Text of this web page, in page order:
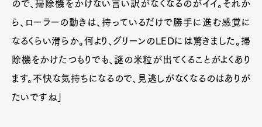
Pen Membership
Magazine
Contact
ので、掃除機をかけない言い訳がなくなるのがイイ。それか
ら、ローラーの動きは、持っているだけで勝手に進む感覚に
なるくらい滑らか。何より、グリーンのLEDには驚きました。掃
除機をかけたつもりでも、謎の米粒が出てくることがよくあり
ます。不快な気持ちになるので、見逃しがなくなるのはありが
たいですね」